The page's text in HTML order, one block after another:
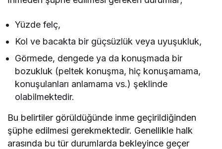
Yüzde felç,
Kol ve bacakta bir güçsüzlük veya uyuşukluk,
Görmede, dengede ya da konuşmada bir
bozukluk (peltek konuşma, hiç konuşamama,
konuşulanları anlamama vs.) şeklinde
olabilmektedir.
Bu belirtiler görüldüğünde inme geçirildiğinden
şüphe edilmesi gerekmektedir. Genellikle halk
arasında bu tür durumlarda bekleyince geçer